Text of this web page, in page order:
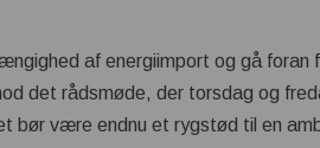
af energiimport og gå
det rådsmøde, der torsdag og
bør være endnu et rygstød til en